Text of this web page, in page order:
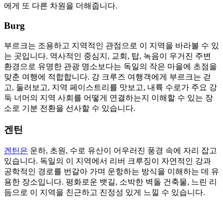
에게 또 다른 차원을 더해줍니다.
Burg
부르크는 조용하고 지역적인 관점으로 이 지역을 바라볼 수 있
는 곳입니다. 역사적인 중심지, 교회, 탑, 녹음이 우거진 주변
환경으로 유명한 관광 명소보다는 독일의 작은 마을에 초점을
맞춘 여행에 적합합니다. 강 크루즈 여행객에게 부르크는 걷
고, 둘러보고, 지역 페이스트리를 맛보고, 내륙 수로가 주요 강
둑 너머의 지역 사회를 어떻게 연결하는지 이해할 수 있는 장
소로 기분 전환을 선사할 수 있습니다.
겐틴
겐틴은 운하, 초원, 수로 유산이 어우러진 풍경 속에 자리 잡고
있습니다. 독일의 이 지역에서 리버 크루징이 자연적인 강과
공학적인 경로를 번갈아 가며 운항하는 방식을 이해하는 데 유
용한 장소입니다. 평화로운 뱃길, 소박한 벽돌 건축물, 느린 리
듬으로 이 지역을 친근하고 진정성 있게 느낄 수 있습니다.